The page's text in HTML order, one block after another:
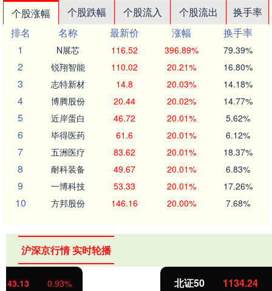
个股涨幅 个股跌幅 个股流入 个股流出
换手率
排名
名称 最新价 涨幅
换手率
1
N展芯 116.52 396.89% 79.39%
2 锐翔智能 110.02 20.21% 16.80%
3 志特新材 14.8 20.03% 14.18%
4 博腾股份 20.44 20.02% 14.77%
5 近岸蛋白 46.72 20.01% 5.62%
6 毕得医药 61.6 20.01% 6.12%
7 五洲医疗 83.62 20.01% 18.37%
8 耐科装备 49.67 20.01% 6.83%
9 一博科技 53.33 20.01% 17.26%
10 方邦股份 146.16 20.00% 7.68%
沪深京行情 实时轮播
北证50 11.37 1.01%